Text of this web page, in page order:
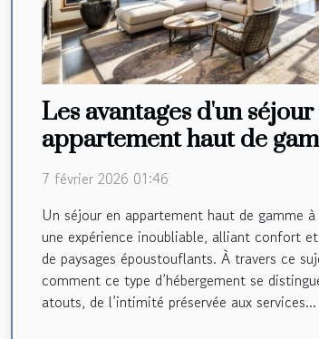
Les avantages d'un séjour
appartement haut de
montagne
7 février 2026 01:46
Un séjour en appartement haut de gamme
une expérience inoubliable, alliant confort
de paysages époustouflants. À travers ce
comment ce type d’hébergement se
atouts, de l’intimité préservée aux services...